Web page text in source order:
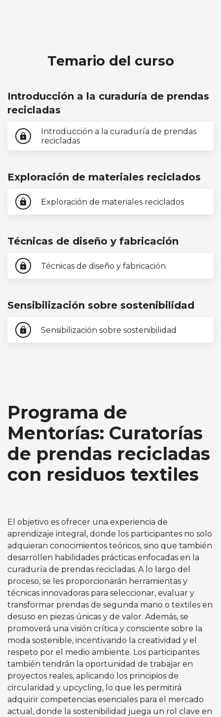
Temario del curso
Introducción a la curaduría de prendas
recicladas
lock
Introducción a la curaduría de prendas
recicladas
Exploración de materiales reciclados
lock Exploración de materiales reciclados
Técnicas de diseño y fabricación
lock Técnicas de diseño y fabricación
Sensibilización sobre sostenibilidad
lock Sensibilización sobre sostenibilidad
Programa de
Mentorías: Curatorías
de prendas recicladas
con residuos textiles
El objetivo es ofrecer una experiencia de
aprendizaje integral, donde los participantes no solo
adquieran conocimientos teóricos, sino que también
desarrollen habilidades prácticas enfocadas en la
curaduría de prendas recicladas. A lo largo del
proceso, se les proporcionarán herramientas y
técnicas innovadoras para seleccionar, evaluar y
transformar prendas de segunda mano o textiles en
desuso en piezas únicas y de valor. Además, se
promoverá una visión crítica y consciente sobre la
moda sostenible, incentivando la creatividad y el
respeto por el medio ambiente. Los participantes
también tendrán la oportunidad de trabajar en
proyectos reales, aplicando los principios de
circularidad y upcycling, lo que les permitirá
adquirir competencias esenciales para el mercado
actual, donde la sostenibilidad juega un rol clave en